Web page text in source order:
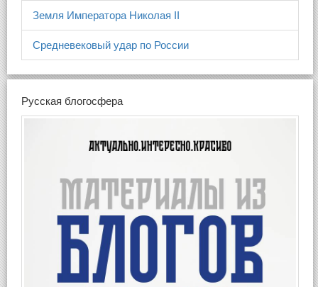
Земля Императора Николая II
Средневековый удар по России
Русская блогосфера